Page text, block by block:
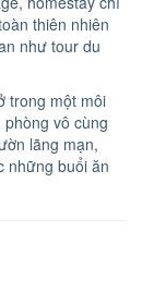
thiên nhiên
như tour du
trong một môi
vô cùng
lãng mạn,
những buổi ăn